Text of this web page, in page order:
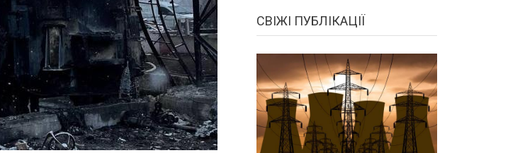
СВІЖІ ПУБЛІКАЦІЇ